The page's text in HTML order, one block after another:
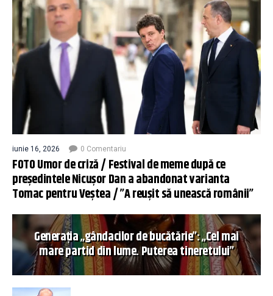
iunie 16, 2026 0 Comentariu
FOTO Umor de criză / Festival de meme după ce
președintele Nicușor Dan a abandonat varianta
Tomac pentru Veștea / ”A reușit să unească românii”
Generația „gândacilor de bucătărie”: „Cel mai
mare partid din lume. Puterea tineretului”